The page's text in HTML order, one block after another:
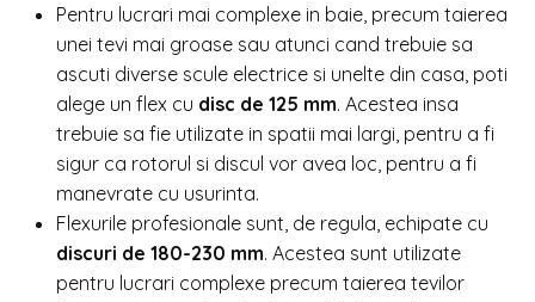
Pentru lucrari mai complexe in baie, precum taierea
unei tevi mai groase sau atunci cand trebuie sa
ascuti diverse scule electrice si unelte din casa, poti
alege un flex cu disc de 125 mm. Acestea insa
trebuie sa fie utilizate in spatii mai largi, pentru a fi
sigur ca rotorul si discul vor avea loc, pentru a fi
manevrate cu usurinta.
Flexurile profesionale sunt, de regula, echipate cu
discuri de 180-230 mm. Acestea sunt utilizate
pentru lucrari complexe precum taierea tevilor